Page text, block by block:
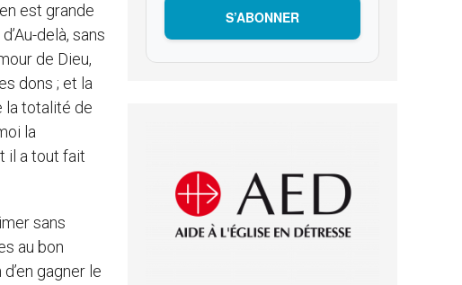
est grande
delà, sans
de Dieu,
dons ; et la
la totalité de
la
il a tout fait
sans
au bon
gagner le
S’ABONNER